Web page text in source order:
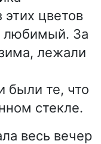
цветов
любимый. За
лежали
были те, что
стекле.
весь вечер